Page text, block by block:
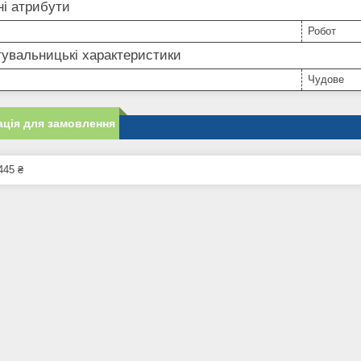
атрибути
Робот
характеристики
Чудове
для замовлення
₴